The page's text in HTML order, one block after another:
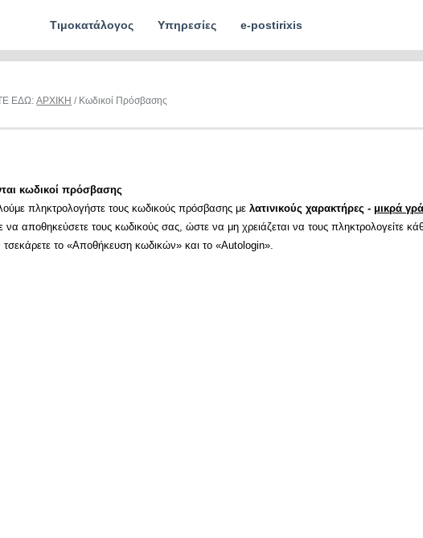
Τιμοκατάλογος Υπηρεσίες e-postirixis
ΕΔΩ:ΑΡΧΙΚΗ / Κωδικοί Πρόσβασης
κωδικοί πρόσβασης
πληκτρολογήστε τους κωδικούς πρόσβασης μελατινικούς χαρακτήρες - μικρά
να αποθηκεύσετε τους κωδικούς σας, ώστε να μη χρειάζεται να τους πληκτρολογείτε
τσεκάρετε το «Αποθήκευση κωδικών» και το «Autologin».